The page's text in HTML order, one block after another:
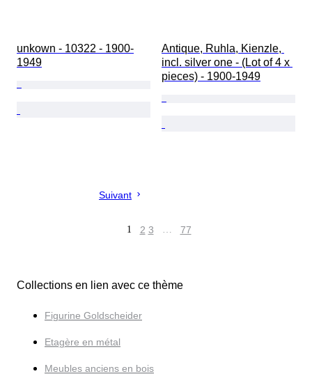
unkown - 10322 - 1900-
1949
Antique, Ruhla, Kienzle,
incl. silver one - (Lot of 4 x
pieces) - 1900-1949
Suivant
1 2 3 … 77
Collections en lien avec ce thème
Figurine Goldscheider
Etagère en métal
Meubles anciens en bois